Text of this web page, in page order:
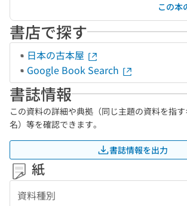
この本
書店で探す
日本の古本屋
Google Book Search
書誌情報
この資料の詳細や典拠（同じ主題の資料を指
名）等を確認できます。
書誌情報を出力
紙
資料種別